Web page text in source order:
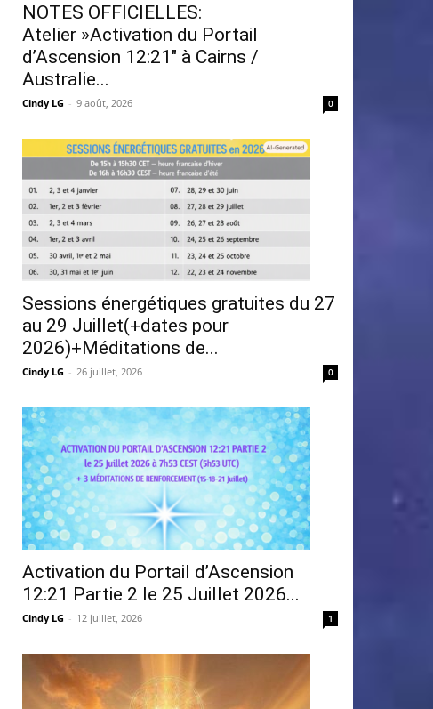
NOTES OFFICIELLES:
Atelier »Activation du Portail
d’Ascension 12:21″ à Cairns /
Australie...
Cindy LG - 9 août, 2026 0
Sessions énergétiques gratuites du 27
au 29 Juillet(+dates pour
2026)+Méditations de...
Cindy LG - 26 juillet, 2026 0
Activation du Portail d’Ascension
12:21 Partie 2 le 25 Juillet 2026...
Cindy LG - 12 juillet, 2026 1